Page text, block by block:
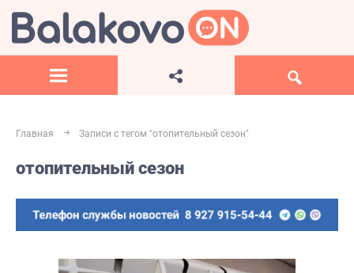
Главная Записи с тегом "отопительный сезон"
отопительный сезон